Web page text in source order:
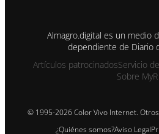
Almagro.digital es un medio
dependiente de Diario
Artículos patrocinadosServicio
Sobre MyR
© 1995-2026 Color Vivo Internet.
¿Quiénes somos?Aviso Legal